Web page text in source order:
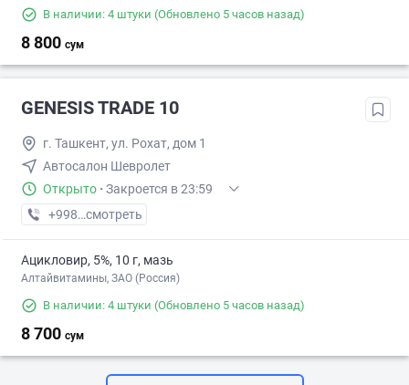
В наличии: 4 штуки (Обновлено 5 часов назад)
8 800 сум
GENESIS TRADE 10
г. Ташкент, ул. Рохат, дом 1
Автосалон Шевролет
Открыто · Закроется в 23:59
+998 (95) XXX-XX-XX
смотреть
Ацикловир, 5%, 10 г, мазь
Алтайвитамины, ЗАО (Россия)
В наличии: 4 штуки (Обновлено 5 часов назад)
8 700 сум